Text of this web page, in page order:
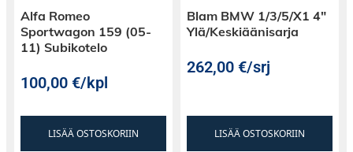
Alfa Romeo
Sportwagon 159 (05-
11) Subikotelo
100,00€/kpl
LISÄÄ OSTOSKORIIN
Blam BMW 1/3/5/X1 4″
Ylä/Keskiäänisarja
262,00€/srj
LISÄÄ OSTOSKORIIN